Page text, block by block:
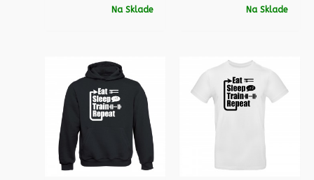
Na Sklade Na Sklade